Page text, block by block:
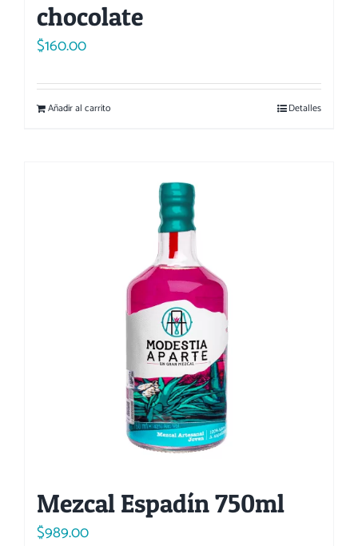
chocolate
$160.00
Añadir al carrito Detalles
Mezcal Espadín 750ml
$989.00